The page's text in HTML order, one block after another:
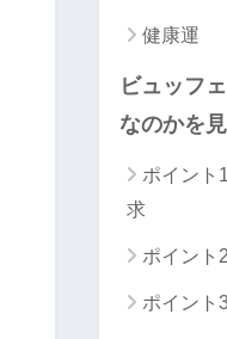
健康運
ビュッフ
なのかを
ポイント
求
ポイント
ポイント